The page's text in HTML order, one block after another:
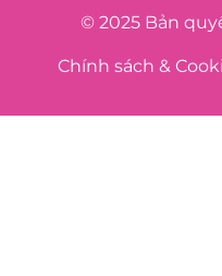
© 2025 Bản
Chính sách &